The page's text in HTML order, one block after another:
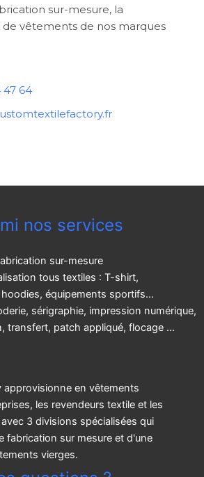
sur-mesure, la
de vêtements de nos marques
47 64
nos services
sur-mesure
tous textiles : T-shirt,
équipements sportifs…
sérigraphie, impression numérique,
transfert, patch appliqué, flocage ...
approvisionne en vêtements
les revendeurs textile et les
3 divisions spécialisées qui
fabrication sur mesure et d'une
vierges.